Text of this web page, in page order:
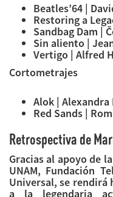
Beatles’64 |
Restoring a
Sandbag Dam |
Sin aliento |
Vertigo | Alfred
Cortometrajes
Alok | Alexandra
Red Sands |
Retrospectiva de
Gracias al apoyo de
UNAM, Fundación
Universal, se rendirá
a la legendaria